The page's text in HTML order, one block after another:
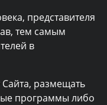
представителя
тем самым
в
размещать
программы либо